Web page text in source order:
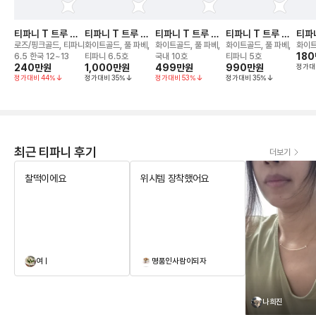
티파니 T 트루 와
이드 링
로즈/핑크골드, 티파니
6.5 한국 12~13
240만원
정가대비 44%
티파니 T 트루 와
이드 링
화이트골드, 풀 파베,
티파니 6.5호
1,000만원
정가대비 35%
티파니 T 트루 네
로우 링
화이트골드, 풀 파베,
국내 10호
499만원
정가대비 53%
티파니 T 트루 와
이드 링
화이트골드, 풀 파베,
티파니 5호
990만원
정가대비 35%
티파
로우
화이
180
정가
최근 티파니 후기 더보기
찰떡이에요
여ㅣ
위시템 장착했어요
명품인사람이되자
나희진